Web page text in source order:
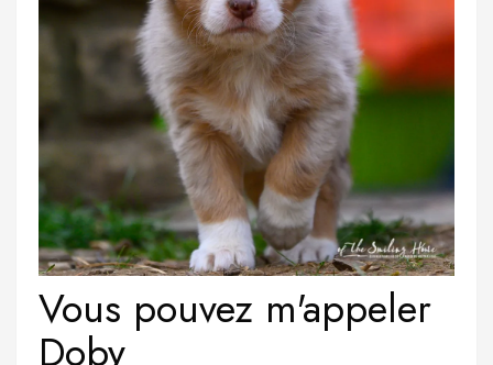
Vous pouvez m'appeler
Doby